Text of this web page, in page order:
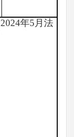
2024年5月法